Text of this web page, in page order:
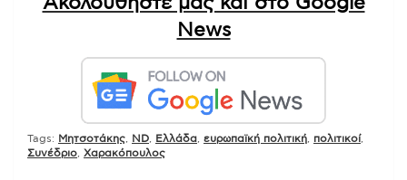
News
Tags: Mητσοτάκης ND Ελλάδα ευρωπαϊκή πολιτική πολιτικοί,
Συνέδριο Χαρακόπουλος